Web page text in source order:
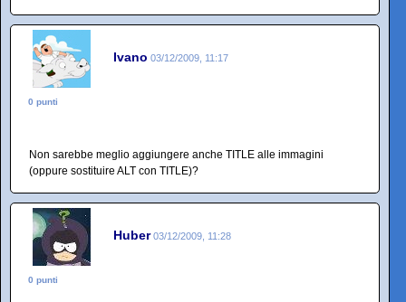
Ivano 03/12/2009, 11:17
0 punti
Non sarebbe meglio aggiungere anche TITLE alle immagini
(oppure sostituire ALT con TITLE)?
Huber 03/12/2009, 11:28
0 punti